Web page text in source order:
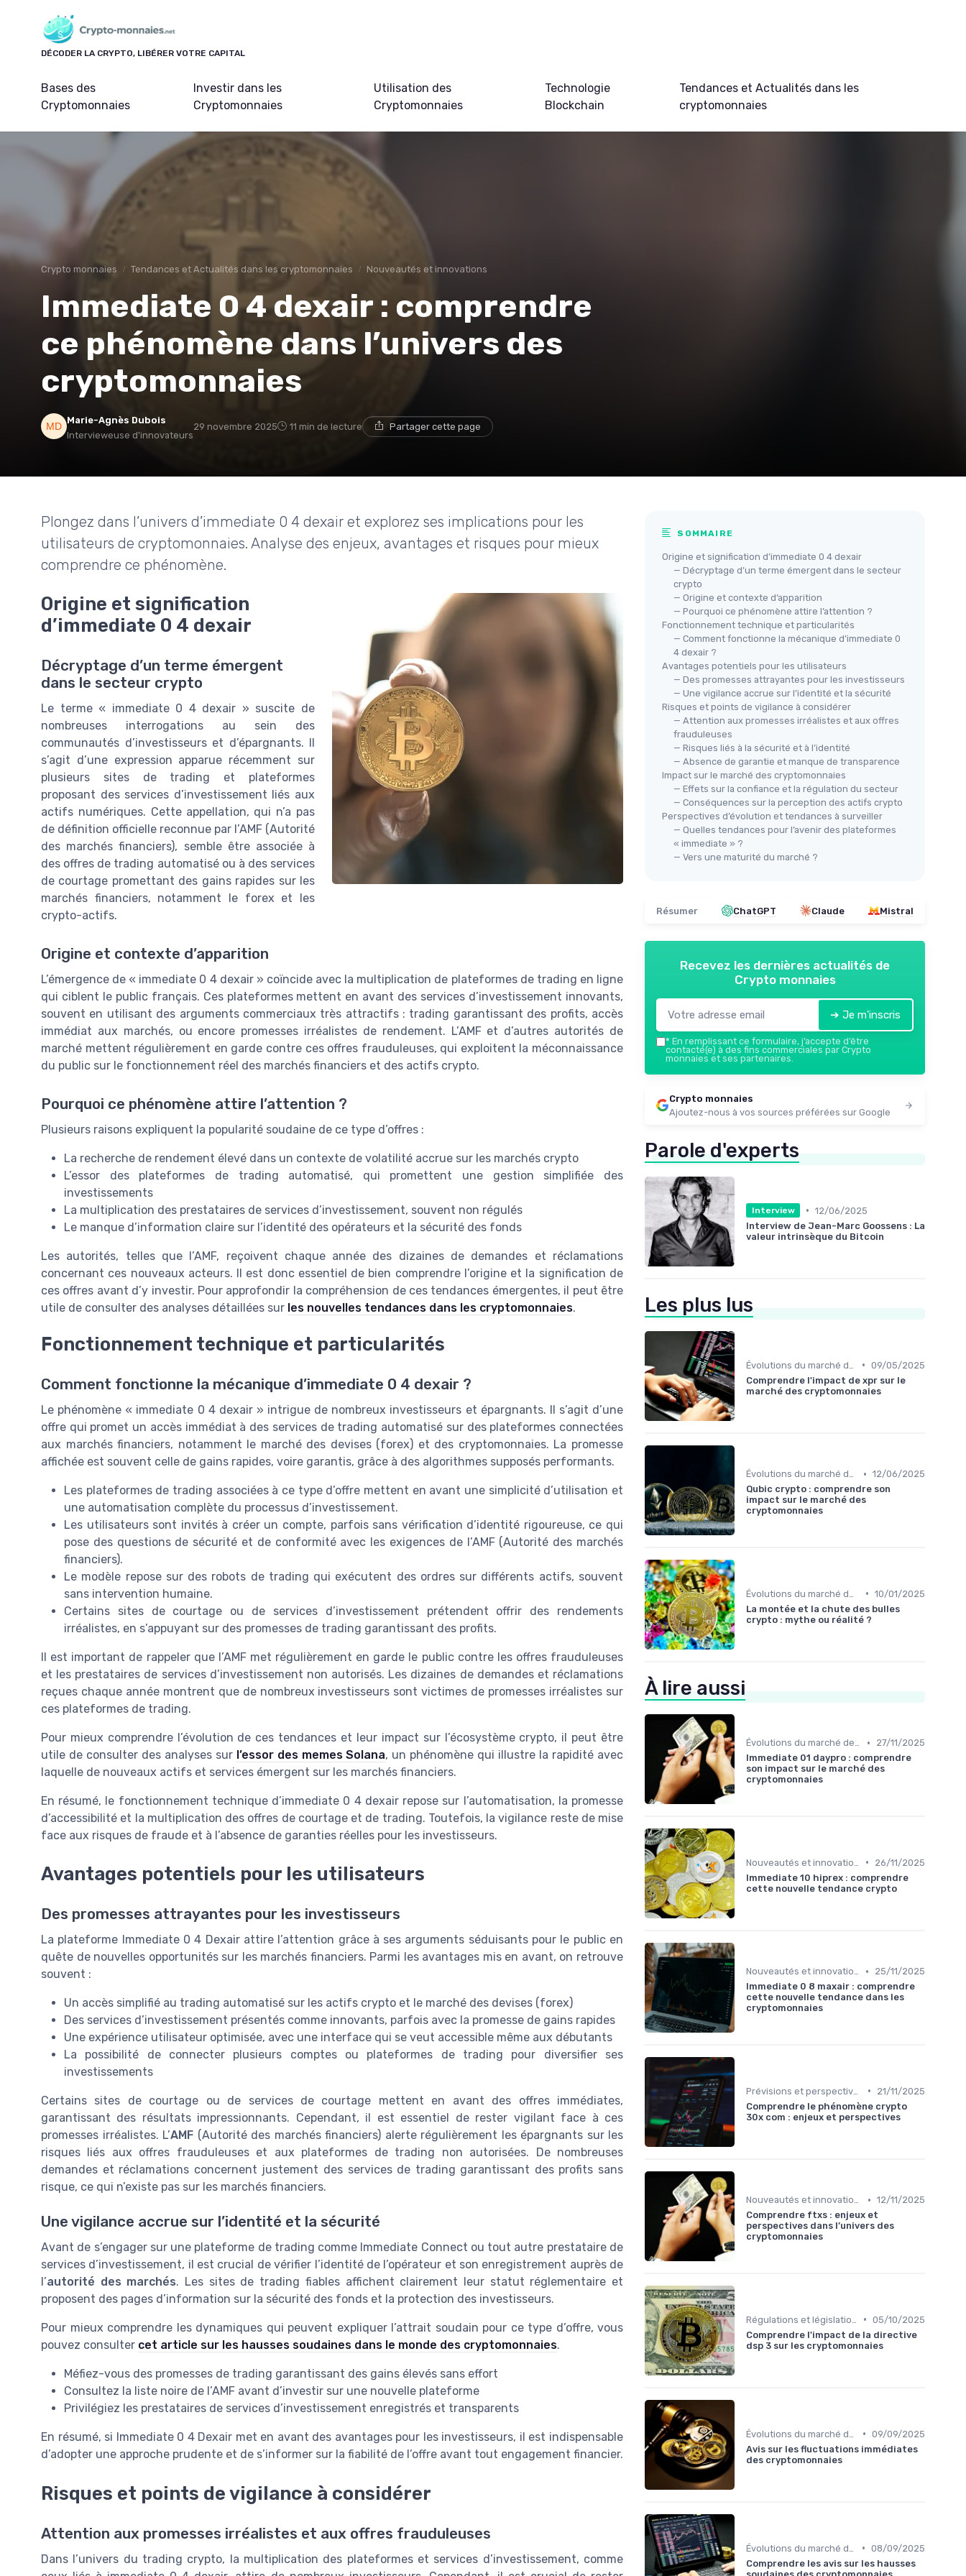
DÉCODER LA CRYPTO, LIBÉRER VOTRE CAPITAL
Bases des
Cryptomonnaies
Investir dans les
Cryptomonnaies
Utilisation des
Cryptomonnaies
Technologie
Blockchain
Tendances et Actualités dans les
cryptomonnaies
Crypto monnaies Tendances et Actualités dans les cryptomonnaies Nouveautés et innovations
Immediate 0 4 dexair : comprendre
ce phénomène dans l’univers des
cryptomonnaies
Marie-Agnès Dubois
Intervieweuse d'innovateurs
29 novembre 2025 11 min de lecture Partager cette page
Plongez dans l’univers d’immediate 0 4 dexair et explorez ses implications pour les
utilisateurs de cryptomonnaies. Analyse des enjeux, avantages et risques pour mieux
comprendre ce phénomène.
Origine et signification
d’immediate 0 4 dexair
Décryptage d’un terme émergent
dans le secteur crypto
Le terme « immediate 0 4 dexair » suscite de
nombreuses interrogations au sein des
communautés d’investisseurs et d’épargnants. Il
s’agit d’une expression apparue récemment sur
plusieurs sites de trading et plateformes
proposant des services d’investissement liés aux
actifs numériques. Cette appellation, qui n’a pas
de définition officielle reconnue par l’AMF (Autorité
des marchés financiers), semble être associée à
des offres de trading automatisé ou à des services
de courtage promettant des gains rapides sur les
marchés financiers, notamment le forex et les
crypto-actifs.
Origine et contexte d’apparition
L’émergence de « immediate 0 4 dexair » coïncide avec la multiplication de plateformes de trading en ligne
qui ciblent le public français. Ces plateformes mettent en avant des services d’investissement innovants,
souvent en utilisant des arguments commerciaux très attractifs : trading garantissant des profits, accès
immédiat aux marchés, ou encore promesses irréalistes de rendement. L’AMF et d’autres autorités de
marché mettent régulièrement en garde contre ces offres frauduleuses, qui exploitent la méconnaissance
du public sur le fonctionnement réel des marchés financiers et des actifs crypto.
Pourquoi ce phénomène attire l’attention ?
Plusieurs raisons expliquent la popularité soudaine de ce type d’offres :
La recherche de rendement élevé dans un contexte de volatilité accrue sur les marchés crypto
L’essor des plateformes de trading automatisé, qui promettent une gestion simplifiée des
investissements
La multiplication des prestataires de services d’investissement, souvent non régulés
Le manque d’information claire sur l’identité des opérateurs et la sécurité des fonds
Les autorités, telles que l’AMF, reçoivent chaque année des dizaines de demandes et réclamations
concernant ces nouveaux acteurs. Il est donc essentiel de bien comprendre l’origine et la signification de
ces offres avant d’y investir. Pour approfondir la compréhension de ces tendances émergentes, il peut être
utile de consulter des analyses détaillées sur les nouvelles tendances dans les cryptomonnaies.
Fonctionnement technique et particularités
Comment fonctionne la mécanique d’immediate 0 4 dexair ?
Le phénomène « immediate 0 4 dexair » intrigue de nombreux investisseurs et épargnants. Il s’agit d’une
offre qui promet un accès immédiat à des services de trading automatisé sur des plateformes connectées
aux marchés financiers, notamment le marché des devises (forex) et des cryptomonnaies. La promesse
affichée est souvent celle de gains rapides, voire garantis, grâce à des algorithmes supposés performants.
Les plateformes de trading associées à ce type d’offre mettent en avant une simplicité d’utilisation et
une automatisation complète du processus d’investissement.
Les utilisateurs sont invités à créer un compte, parfois sans vérification d’identité rigoureuse, ce qui
pose des questions de sécurité et de conformité avec les exigences de l’AMF (Autorité des marchés
financiers).
Le modèle repose sur des robots de trading qui exécutent des ordres sur différents actifs, souvent
sans intervention humaine.
Certains sites de courtage ou de services d’investissement prétendent offrir des rendements
irréalistes, en s’appuyant sur des promesses de trading garantissant des profits.
Il est important de rappeler que l’AMF met régulièrement en garde le public contre les offres frauduleuses
et les prestataires de services d’investissement non autorisés. Les dizaines de demandes et réclamations
reçues chaque année montrent que de nombreux investisseurs sont victimes de promesses irréalistes sur
ces plateformes de trading.
Pour mieux comprendre l’évolution de ces tendances et leur impact sur l’écosystème crypto, il peut être
utile de consulter des analyses sur l’essor des memes Solana, un phénomène qui illustre la rapidité avec
laquelle de nouveaux actifs et services émergent sur les marchés financiers.
En résumé, le fonctionnement technique d’immediate 0 4 dexair repose sur l’automatisation, la promesse
d’accessibilité et la multiplication des offres de courtage et de trading. Toutefois, la vigilance reste de mise
face aux risques de fraude et à l’absence de garanties réelles pour les investisseurs.
Avantages potentiels pour les utilisateurs
Des promesses attrayantes pour les investisseurs
La plateforme Immediate 0 4 Dexair attire l’attention grâce à ses arguments séduisants pour le public en
quête de nouvelles opportunités sur les marchés financiers. Parmi les avantages mis en avant, on retrouve
souvent :
Un accès simplifié au trading automatisé sur les actifs crypto et le marché des devises (forex)
Des services d’investissement présentés comme innovants, parfois avec la promesse de gains rapides
Une expérience utilisateur optimisée, avec une interface qui se veut accessible même aux débutants
La possibilité de connecter plusieurs comptes ou plateformes de trading pour diversifier ses
investissements
Certains sites de courtage ou de services de courtage mettent en avant des offres immédiates,
garantissant des résultats impressionnants. Cependant, il est essentiel de rester vigilant face à ces
promesses irréalistes. L’AMF (Autorité des marchés financiers) alerte régulièrement les épargnants sur les
risques liés aux offres frauduleuses et aux plateformes de trading non autorisées. De nombreuses
demandes et réclamations concernent justement des services de trading garantissant des profits sans
risque, ce qui n’existe pas sur les marchés financiers.
Une vigilance accrue sur l’identité et la sécurité
Avant de s’engager sur une plateforme de trading comme Immediate Connect ou tout autre prestataire de
services d’investissement, il est crucial de vérifier l’identité de l’opérateur et son enregistrement auprès de
l’autorité des marchés. Les sites de trading fiables affichent clairement leur statut réglementaire et
proposent des pages d’information sur la sécurité des fonds et la protection des investisseurs.
Pour mieux comprendre les dynamiques qui peuvent expliquer l’attrait soudain pour ce type d’offre, vous
pouvez consulter cet article sur les hausses soudaines dans le monde des cryptomonnaies.
Méfiez-vous des promesses de trading garantissant des gains élevés sans effort
Consultez la liste noire de l’AMF avant d’investir sur une nouvelle plateforme
Privilégiez les prestataires de services d’investissement enregistrés et transparents
En résumé, si Immediate 0 4 Dexair met en avant des avantages pour les investisseurs, il est indispensable
d’adopter une approche prudente et de s’informer sur la fiabilité de l’offre avant tout engagement financier.
Risques et points de vigilance à considérer
Attention aux promesses irréalistes et aux offres frauduleuses
Dans l’univers du trading crypto, la multiplication des plateformes et services d’investissement, comme
SOMMAIRE
Origine et signification d’immediate 0 4 dexair
— Décryptage d’un terme émergent dans le secteur
crypto
— Origine et contexte d’apparition
— Pourquoi ce phénomène attire l’attention ?
Fonctionnement technique et particularités
— Comment fonctionne la mécanique d’immediate 0
4 dexair ?
Avantages potentiels pour les utilisateurs
— Des promesses attrayantes pour les investisseurs
— Une vigilance accrue sur l’identité et la sécurité
Risques et points de vigilance à considérer
— Attention aux promesses irréalistes et aux offres
frauduleuses
— Risques liés à la sécurité et à l’identité
— Absence de garantie et manque de transparence
Impact sur le marché des cryptomonnaies
— Effets sur la confiance et la régulation du secteur
— Conséquences sur la perception des actifs crypto
Perspectives d’évolution et tendances à surveiller
— Quelles tendances pour l’avenir des plateformes
« immediate » ?
— Vers une maturité du marché ?
Résumer ChatGPT Claude Mistral
Recevez les dernières actualités de
Crypto monnaies
➔ Je m'inscris
* En remplissant ce formulaire, j’accepte d’être
contacté(e) à des fins commerciales par Crypto
monnaies et ses partenaires.
Crypto monnaies
Ajoutez-nous à vos sources préférées sur Google
Parole d'experts
Interview • 12/06/2025
Interview de Jean-Marc Goossens : La
valeur intrinsèque du Bitcoin
Les plus lus
• 09/05/2025
Comprendre l'impact de xpr sur le
marché des cryptomonnaies
Évolutions du marché des cryptos • 12/06/2025
Qubic crypto : comprendre son
impact sur le marché des
cryptomonnaies
• 10/01/2025
La montée et la chute des bulles
crypto : mythe ou réalité ?
À lire aussi
Évolutions du marché des cryptos •
27/11/2025
Immediate 01 daypro : comprendre
son impact sur le marché des
cryptomonnaies
•
26/11/2025
Immediate 10 hiprex : comprendre
cette nouvelle tendance crypto
Nouveautés et innovations •
25/11/2025
Immediate 0 8 maxair : comprendre
cette nouvelle tendance dans les
cryptomonnaies
•
21/11/2025
Comprendre le phénomène crypto
30x com : enjeux et perspectives
Nouveautés et innovations • 12/11/2025
Comprendre ftxs : enjeux et
perspectives dans l’univers des
cryptomonnaies
• 05/10/2025
Comprendre l'impact de la directive
dsp 3 sur les cryptomonnaies
• 09/09/2025
Avis sur les fluctuations immédiates
des cryptomonnaies
• 08/09/2025
Comprendre les avis sur les hausses